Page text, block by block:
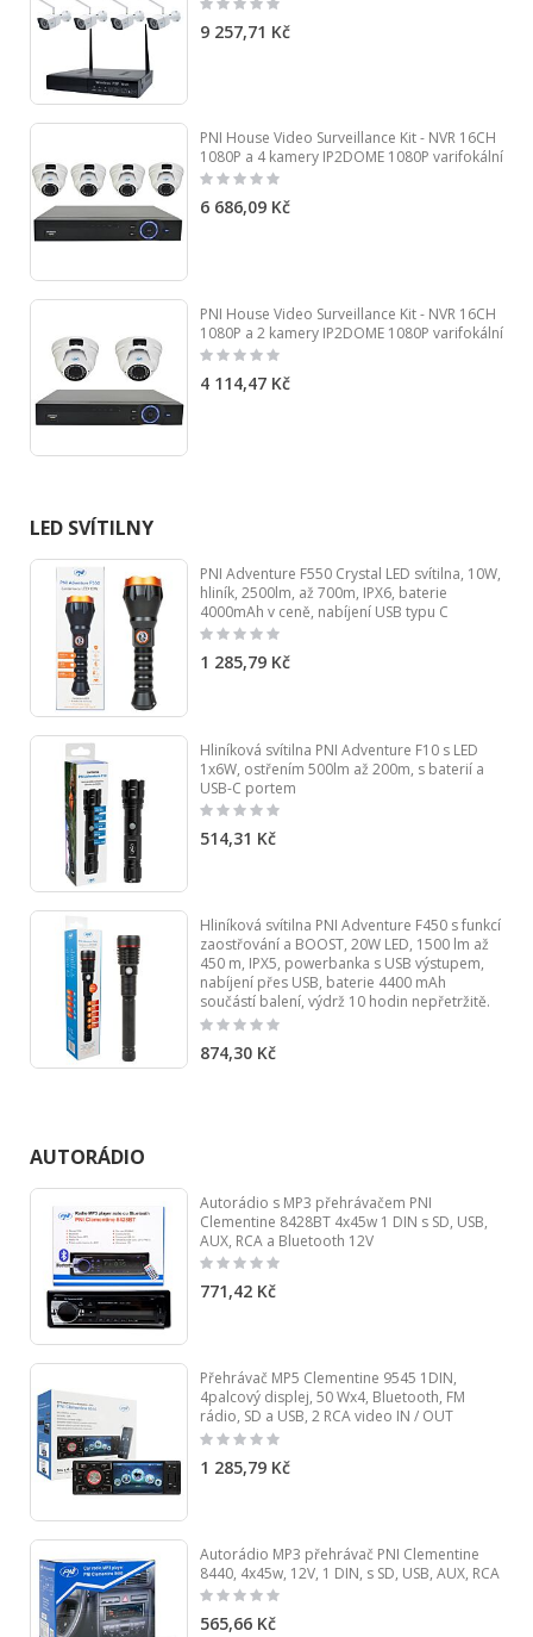
0%
9 257,71 Kč
PNI House Video Surveillance Kit - NVR 16CH
1080P a 4 kamery IP2DOME 1080P varifokální
Rating:
0%
6 686,09 Kč
PNI House Video Surveillance Kit - NVR 16CH
1080P a 2 kamery IP2DOME 1080P varifokální
Rating:
0%
4 114,47 Kč
LED SVÍTILNY
PNI Adventure F550 Crystal LED svítilna, 10W,
hliník, 2500lm, až 700m, IPX6, baterie
4000mAh v ceně, nabíjení USB typu C
Rating:
1 285,79 Kč
Hliníková svítilna PNI Adventure F10 s LED
1x6W, ostřením 500lm až 200m, s baterií a
USB-C portem
Rating:
0%
514,31 Kč
Hliníková svítilna PNI Adventure F450 s funkcí
zaostřování a BOOST, 20W LED, 1500 lm až
450 m, IPX5, powerbanka s USB výstupem,
nabíjení přes USB, baterie 4400 mAh
součástí balení, výdrž 10 hodin nepřetržitě.
Rating:
0%
874,30 Kč
AUTORÁDIO
Autorádio s MP3 přehrávačem PNI
Clementine 8428BT 4x45w 1 DIN s SD, USB,
AUX, RCA a Bluetooth 12V
Rating:
0%
771,42 Kč
Přehrávač MP5 Clementine 9545 1DIN,
4palcový displej, 50 Wx4, Bluetooth, FM
rádio, SD a USB, 2 RCA video IN / OUT
Rating:
0%
1 285,79 Kč
Autorádio MP3 přehrávač PNI Clementine
8440, 4x45w, 12V, 1 DIN, s SD, USB, AUX, RCA
Rating:
0%
565,66 Kč